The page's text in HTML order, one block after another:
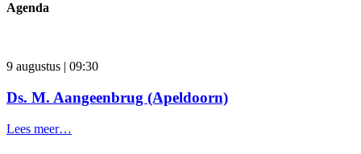
Agenda
9 augustus | 09:30
Ds. M. Aangeenbrug (Apeldoorn)
Lees meer…